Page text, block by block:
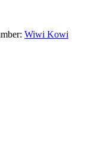
Wiwi Kowi